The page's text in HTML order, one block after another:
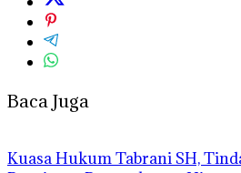
Baca Juga
‎Kuasa Hukum Tabrani SH,